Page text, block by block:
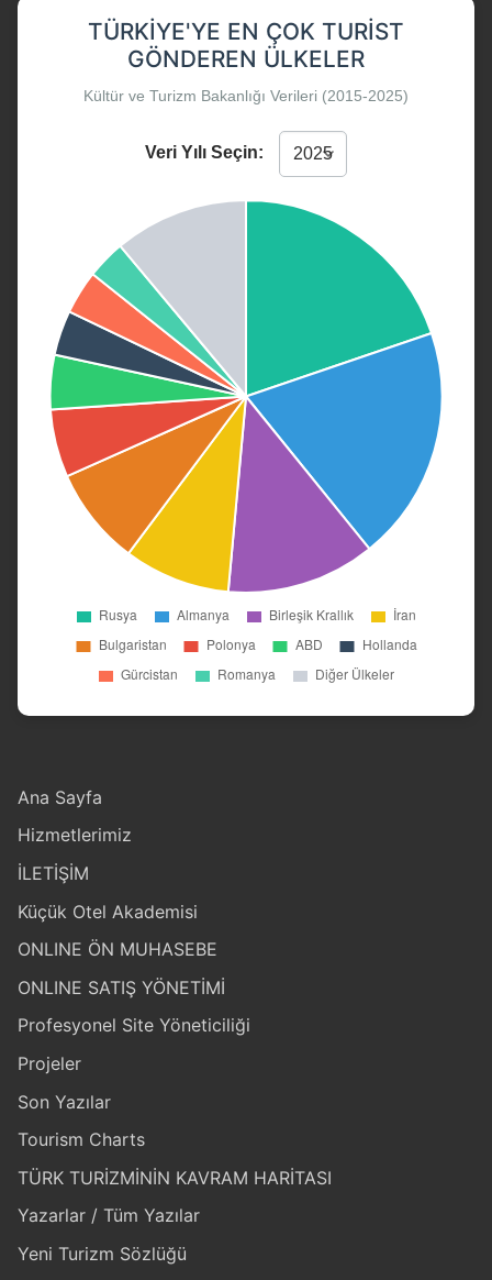
TÜRKIYE'YE EN ÇOK TURIST
GÖNDEREN ÜLKELER
Kültür ve Turizm Bakanlığı Verileri (2015-2025)
Veri Yılı Seçin:
Ana Sayfa
Hizmetlerimiz
İLETİŞİM
Küçük Otel Akademisi
ONLINE ÖN MUHASEBE
ONLINE SATIŞ YÖNETİMİ
Profesyonel Site Yöneticiliği
Projeler
Son Yazılar
Tourism Charts
TÜRK TURİZMİNİN KAVRAM HARİTASI
Yazarlar / Tüm Yazılar
Yeni Turizm Sözlüğü